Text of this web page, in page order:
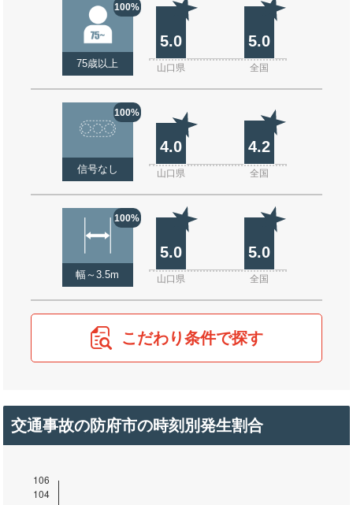
100%
75歳以上
5.0 5.0
山口県 全国
100%
信号なし
4.0 4.2
山口県 全国
100%
幅～3.5m
5.0 5.0
山口県 全国
こだわり条件で探す
交通事故の防府市の時刻別発生割合